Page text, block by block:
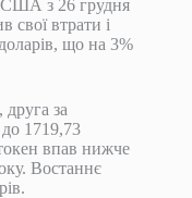
США з 26 грудня
свої втрати і
що на 3%
, друга за
1719,73
впав нижче
Востаннє